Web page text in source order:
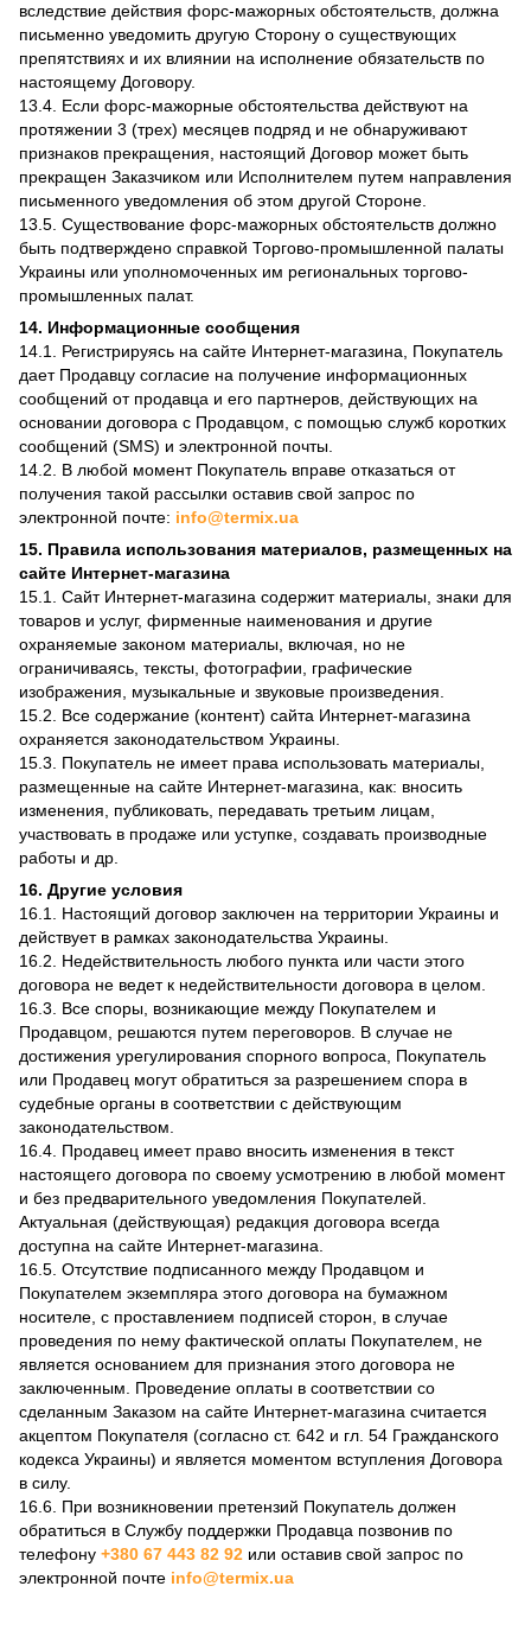
вследствие действия форс-мажорных обстоятельств, должна
письменно уведомить другую Сторону о существующих
препятствиях и их влиянии на исполнение обязательств по
настоящему Договору.
13.4. Если форс-мажорные обстоятельства действуют на
протяжении 3 (трех) месяцев подряд и не обнаруживают
признаков прекращения, настоящий Договор может быть
прекращен Заказчиком или Исполнителем путем направления
письменного уведомления об этом другой Стороне.
13.5. Существование форс-мажорных обстоятельств должно
быть подтверждено справкой Торгово-промышленной палаты
Украины или уполномоченных им региональных торгово-
промышленных палат.
14. Информационные сообщения
14.1. Регистрируясь на сайте Интернет-магазина, Покупатель
дает Продавцу согласие на получение информационных
сообщений от продавца и его партнеров, действующих на
основании договора с Продавцом, с помощью служб коротких
сообщений (SMS) и электронной почты.
14.2. В любой момент Покупатель вправе отказаться от
получения такой рассылки оставив свой запрос по
электронной почте: info@termix.ua
15. Правила использования материалов, размещенных на
сайте Интернет-магазина
15.1. Сайт Интернет-магазина содержит материалы, знаки для
товаров и услуг, фирменные наименования и другие
охраняемые законом материалы, включая, но не
ограничиваясь, тексты, фотографии, графические
изображения, музыкальные и звуковые произведения.
15.2. Все содержание (контент) сайта Интернет-магазина
охраняется законодательством Украины.
15.3. Покупатель не имеет права использовать материалы,
размещенные на сайте Интернет-магазина, как: вносить
изменения, публиковать, передавать третьим лицам,
участвовать в продаже или уступке, создавать производные
работы и др.
16. Другие условия
16.1. Настоящий договор заключен на территории Украины и
действует в рамках законодательства Украины.
16.2. Недействительность любого пункта или части этого
договора не ведет к недействительности договора в целом.
16.3. Все споры, возникающие между Покупателем и
Продавцом, решаются путем переговоров. В случае не
достижения урегулирования спорного вопроса, Покупатель
или Продавец могут обратиться за разрешением спора в
судебные органы в соответствии с действующим
законодательством.
16.4. Продавец имеет право вносить изменения в текст
настоящего договора по своему усмотрению в любой момент
и без предварительного уведомления Покупателей.
Актуальная (действующая) редакция договора всегда
доступна на сайте Интернет-магазина.
16.5. Отсутствие подписанного между Продавцом и
Покупателем экземпляра этого договора на бумажном
носителе, с проставлением подписей сторон, в случае
проведения по нему фактической оплаты Покупателем, не
является основанием для признания этого договора не
заключенным. Проведение оплаты в соответствии со
сделанным Заказом на сайте Интернет-магазина считается
акцептом Покупателя (согласно ст. 642 и гл. 54 Гражданского
кодекса Украины) и является моментом вступления Договора
в силу.
16.6. При возникновении претензий Покупатель должен
обратиться в Службу поддержки Продавца позвонив по
телефону +380 67 443 82 92 или оставив свой запрос по
электронной почте info@termix.ua